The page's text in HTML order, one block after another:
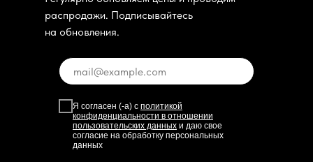
распродажи. Подписывайтесь
на обновления.
Я согласен (-а) с политикой
конфиденциальности в отношении
пользовательских данных и даю свое
согласие на обработку персональных
данных